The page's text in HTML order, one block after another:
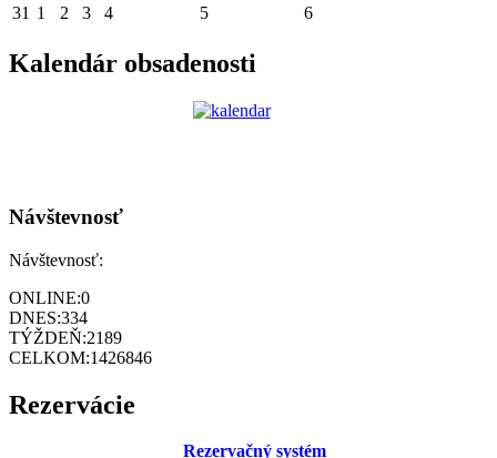
31 1 2 3 4 5 6
Kalendár obsadenosti
Návštevnosť
Návštevnosť:
ONLINE:0
DNES:334
TÝŽDEŇ:2189
CELKOM:1426846
Rezervácie
Rezervačný systém